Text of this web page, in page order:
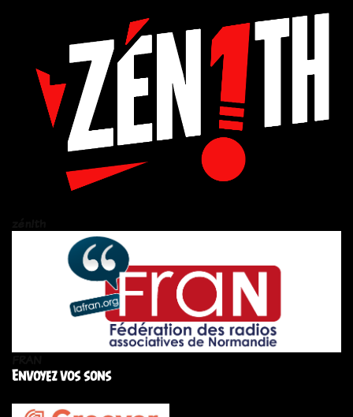
Envoyez vos sons